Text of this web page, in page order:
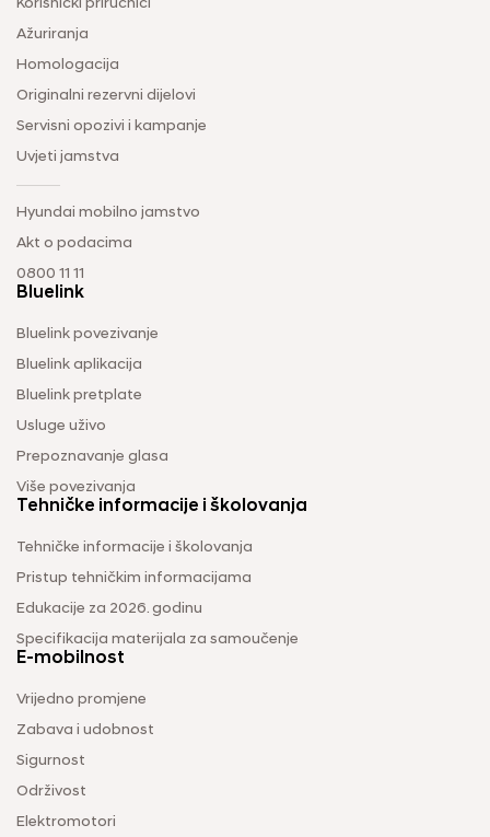
Korisnički priručnici
Ažuriranja
Homologacija
Originalni rezervni dijelovi
Servisni opozivi i kampanje
Uvjeti jamstva
Hyundai mobilno jamstvo
Akt o podacima
0800 11 11
Bluelink
Bluelink povezivanje
Bluelink aplikacija
Bluelink pretplate
Usluge uživo
Prepoznavanje glasa
Više povezivanja
Tehničke informacije i školovanja
Tehničke informacije i školovanja
Pristup tehničkim informacijama
Edukacije za 2026. godinu
Specifikacija materijala za samoučenje
E-mobilnost
Vrijedno promjene
Zabava i udobnost
Sigurnost
Održivost
Elektromotori